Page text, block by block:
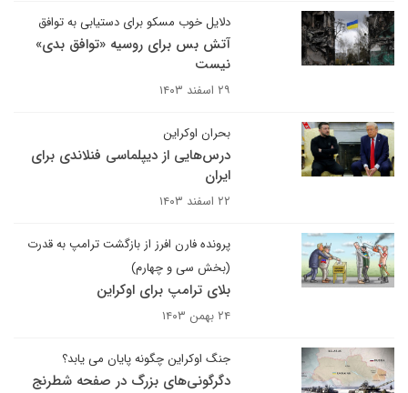
دلایل خوب مسکو برای دستیابی به توافق
آتش بس برای روسیه «توافق بدی»
نیست
۲۹ اسفند ۱۴۰۳
بحران اوکراین
درس‌هایی از دیپلماسی فنلاندی برای
ایران
۲۲ اسفند ۱۴۰۳
پرونده فارن افرز از بازگشت ترامپ به قدرت
(بخش سی‌ و چهارم)
بلای ترامپ برای اوکراین
۲۴ بهمن ۱۴۰۳
جنگ اوکراین چگونه پایان می یابد؟
دگرگونی‌های بزرگ در صفحه شطرنج